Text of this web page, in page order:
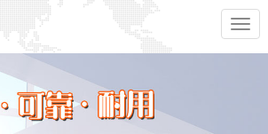
切
换
导